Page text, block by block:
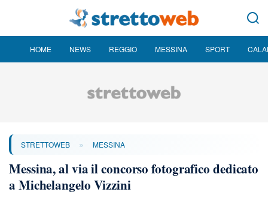
HOME NEWS REGGIO MESSINA SPORT
STRETTOWEB » MESSINA
Messina, al via il concorso fotografico dedicato
a Michelangelo Vizzini